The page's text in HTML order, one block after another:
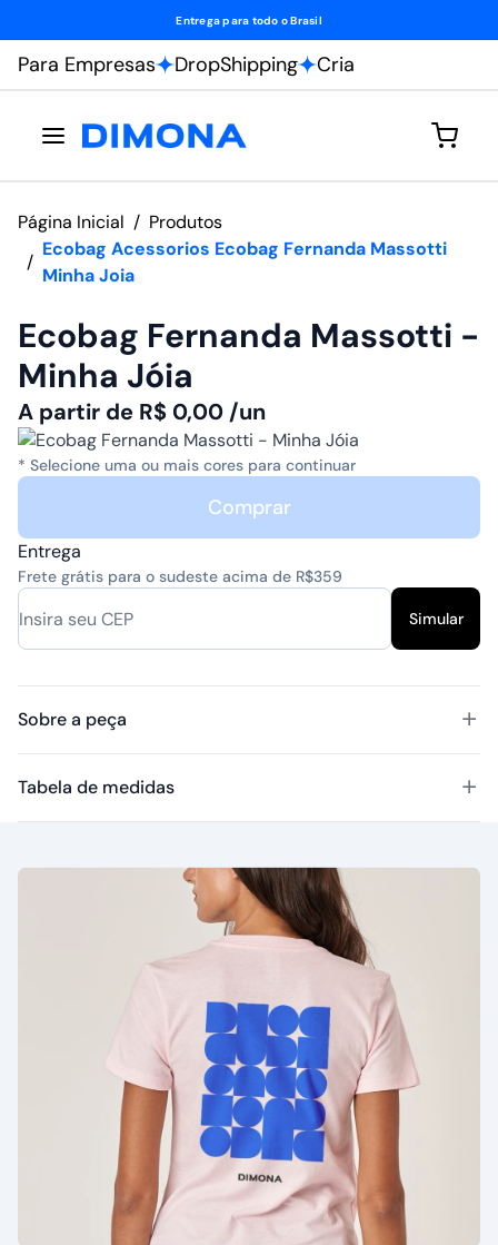
Entrega para todo o Brasil
Para Empresas DropShipping Cria
Página Inicial / Produtos
/
Ecobag Acessorios Ecobag Fernanda Massotti
Minha Joia
Ecobag Fernanda Massotti -
Minha Jóia
A partir de R$ 0,00 /un
* Selecione uma ou mais cores para continuar
Comprar
Entrega
Frete grátis para o sudeste acima de R$359
Simular
Sobre a peça
Tabela de medidas